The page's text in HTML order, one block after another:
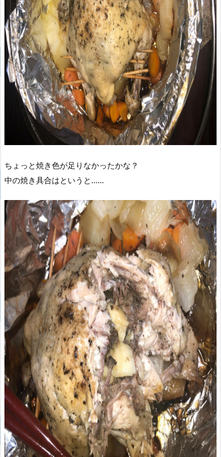
ちょっと焼き色が足りなかったかな？
中の焼き具合はというと……